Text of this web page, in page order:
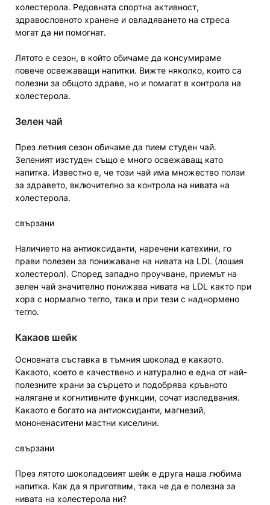
холестерола. Редовната спортна активност,
здравословното хранене и овладяването на стреса
могат да ни помогнат.
Лятото е сезон, в който обичаме да консумираме
повече освежаващи напитки. Вижте няколко, които са
полезни за общото здраве, но и помагат в контрола на
холестерола.
Зелен чай
През летния сезон обичаме да пием студен чай.
Зеленият изстуден също е много освежаващ като
напитка. Известно е, че този чай има множество ползи
за здравето, включително за контрола на нивата на
холестерола.
свързани
Наличието на антиоксиданти, наречени катехини, го
прави полезен за понижаване на нивата на LDL (лошия
холестерол). Според западно проучване, приемът на
зелен чай значително понижава нивата на LDL както при
хора с нормално тегло, така и при тези с наднормено
тегло.
Какаов шейк
Основната съставка в тъмния шоколад е какаото.
Какаото, което е качествено и натурално е една от най-
полезните храни за сърцето и подобрява кръвното
налягане и когнитивните функции, сочат изследвания.
Какаото е богато на антиоксиданти, магнезий,
мононенаситени мастни киселини.
свързани
През лятото шоколадовият шейк е друга наша любима
напитка. Как да я приготвим, така че да е полезна за
нивата на холестерола ни?